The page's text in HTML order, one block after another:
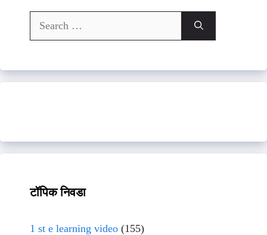
Search
for:
टॉपिक निवडा
1 st e learning video (155)